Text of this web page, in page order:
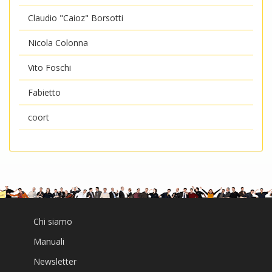
Claudio "Caioz" Borsotti
Nicola Colonna
Vito Foschi
Fabietto
coort
Chi siamo
Manuali
Newsletter